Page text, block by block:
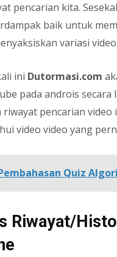
pencarian kita.
baik untuk
variasi video.
ini Dutormasi.com
pada androis
pencarian
video video yang
Quiz
Riwayat/